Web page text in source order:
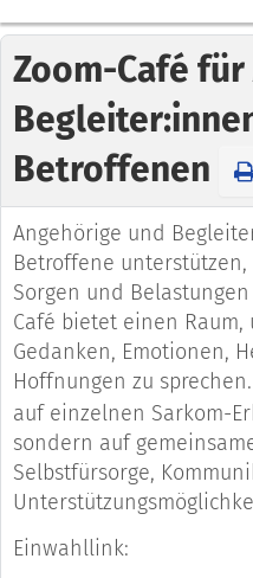
Zoom-Café
Betroffenen
Angehörige und
Betroffene
Sorgen und
Café bietet einen
Gedanken, Emotionen,
Hoffnungen zu
auf einzelnen Sarkom-
sondern auf
Selbstfürsorge,
Einwahllink: